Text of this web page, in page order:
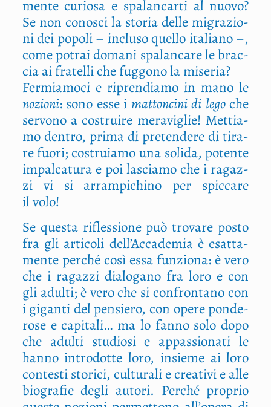
men­te curio­sa e spa­lan­car­ti al nuo­vo?
Se non cono­sci la sto­ria del­le migra­zio­
ni dei popo­li – inclu­so quel­lo ita­lia­no –,
come potrai doma­ni spa­lan­ca­re le brac­
cia ai fra­tel­li che fug­go­no la miseria?
Fer­mia­mo­ci e ripren­dia­mo in mano le
nozio­ni: sono esse i mat­ton­ci­ni di legoche
ser­vo­no a costrui­re mera­vi­glie! Met­tia­
mo den­tro, pri­ma di pre­ten­de­re di tira­
re fuo­ri; costruia­mo una soli­da, poten­te
impal­ca­tu­ra e poi lascia­mo che i ragaz­
zi vi si arram­pi­chi­no per spic­ca­re
il volo!
Se que­sta rifles­sio­ne può tro­va­re posto
fra gli arti­co­li dell’Accademia è esat­ta­
men­te per­ché così essa fun­zio­na: è vero
che i ragaz­zi dia­lo­ga­no fra loro e con
gli adul­ti; è vero che si con­fron­ta­no con
i gigan­ti del pen­sie­ro, con ope­re pon­de­
ro­se e capi­ta­li… ma lo fan­no solo dopo
che adul­ti stu­dio­si e appas­sio­na­ti le
han­no intro­dot­te loro, insie­me ai loro
con­te­sti sto­ri­ci, cul­tu­ra­li e crea­ti­vi e alle
bio­gra­fie degli auto­ri. Per­ché pro­prio